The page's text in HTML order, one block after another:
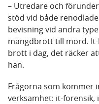
– Utredare och
stöd vid både
bevisning vid andra
mängdbrott till mord.
brott i dag, det räcker
han.
Frågorna som kommer
verksamhet: it-